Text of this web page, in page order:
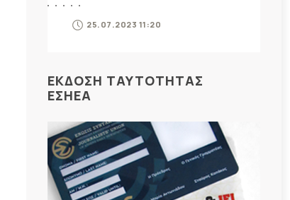
25.07.2023 11:20
ΕΚΔΟΣΗ ΤΑΥΤΟΤΗΤΑΣ
ΕΣΗΕΑ